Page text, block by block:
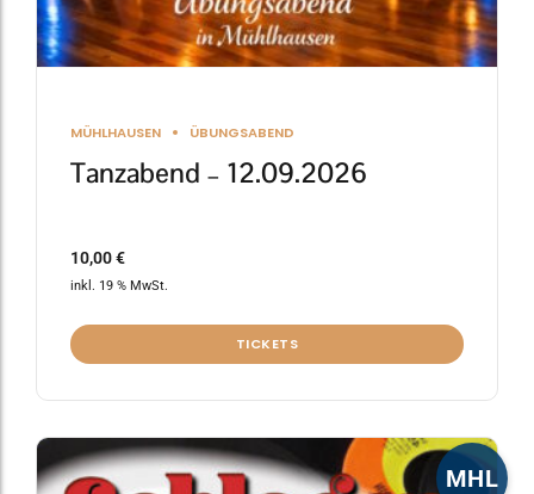
MÜHLHAUSEN ÜBUNGSABEND
Tanzabend – 12.09.2026
10,00€
inkl. 19 % MwSt.
TICKETS
MHL